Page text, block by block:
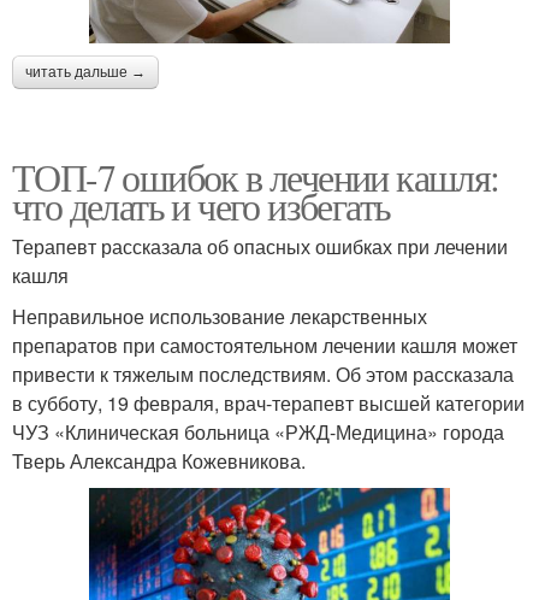
читать дальше →
ТОП-7 ошибок в лечении кашля:
что делать и чего избегать
Терапевт рассказала об опасных ошибках при лечении
кашля
Неправильное использование лекарственных
препаратов при самостоятельном лечении кашля может
привести к тяжелым последствиям. Об этом рассказала
в субботу, 19 февраля, врач-терапевт высшей категории
ЧУЗ «Клиническая больница «РЖД-Медицина» города
Тверь Александра Кожевникова.